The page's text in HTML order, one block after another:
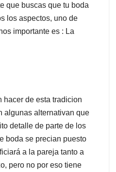
que buscas que tu boda
los aspectos, uno de
importante es : La
hacer de esta tradicion
algunas alternativan que
detalle de parte de los
boda se precian puesto
a la pareja tanto a
pero no por eso tiene